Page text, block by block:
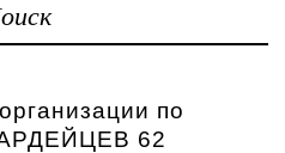
по
62